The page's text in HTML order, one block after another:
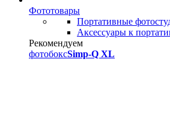
Фототовары
Портативные
Аксессуары к
Рекомендуем
фотобоксSimp-Q XL